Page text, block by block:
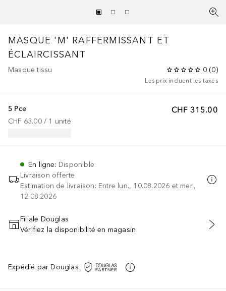
MASQUE 'M' RAFFERMISSANT ET
ÉCLAIRCISSANT
Masque tissu 0 (0)
Les prix incluent les taxes
CHF 315.00
5 Pce
CHF 63.00 / 1 unité
En ligne: Disponible
Livraison offerte
Estimation de livraison: Entre lun., 10.08.2026 et mer.,
12.08.2026
AJOUTER AU PANIER
Filiale Douglas
Vérifiez la disponibilité en magasin
Expédié par Douglas